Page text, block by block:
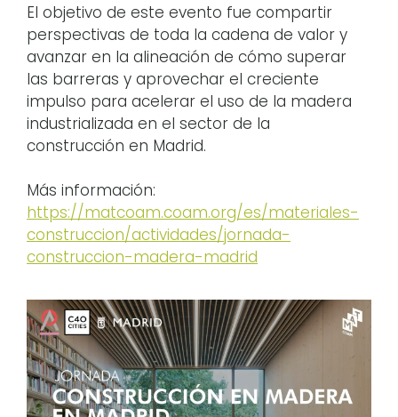
El objetivo de este evento fue compartir
perspectivas de toda la cadena de valor y
avanzar en la alineación de cómo superar
las barreras y aprovechar el creciente
impulso para acelerar el uso de la madera
industrializada en el sector de la
construcción en Madrid.
Más información:
https://matcoam.coam.org/es/materiales-
construccion/actividades/jornada-
construccion-madera-madrid